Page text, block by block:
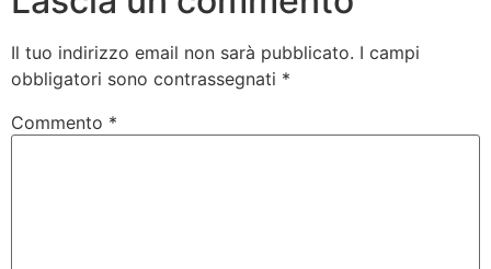
Il tuo indirizzo email non sarà pubblicato. I campi
obbligatori sono contrassegnati *
Commento *